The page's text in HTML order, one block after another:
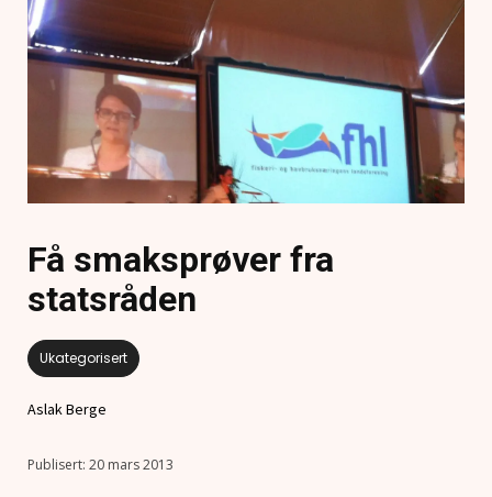
Få smaksprøver fra
statsråden
Ukategorisert
Aslak Berge
20 mars 2013